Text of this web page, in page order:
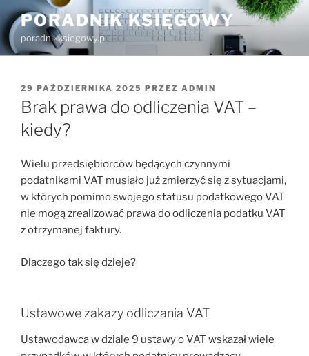
Przejdź
do
treści
PORADNIK KSIĘGOWY
poradnikksiegowy.pl
OPUBLIKOWANE
W
29 PAŹDZIERNIKA 2025 PRZEZ ADMIN
Brak prawa do odliczenia VAT –
kiedy?
Wielu przedsiębiorców będących czynnymi
podatnikami VAT musiało już zmierzyć się z sytuacjami,
w których pomimo swojego statusu podatkowego VAT
nie mogą zrealizować prawa do odliczenia podatku VAT
z otrzymanej faktury.
Dlaczego tak się dzieje?
Ustawowe zakazy odliczania VAT
Ustawodawca w dziale 9 ustawy o VAT wskazał wiele